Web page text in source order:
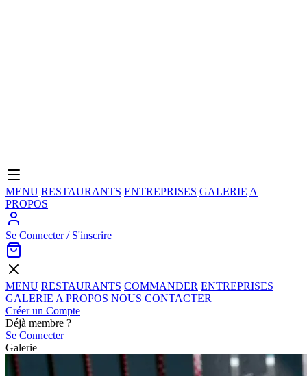
MENU RESTAURANTS ENTREPRISES GALERIE A
PROPOS
Se Connecter / S'inscrire
MENU RESTAURANTS COMMANDER ENTREPRISES
GALERIE A PROPOS NOUS CONTACTER
Créer un Compte
Déjà membre ?
Se Connecter
Galerie